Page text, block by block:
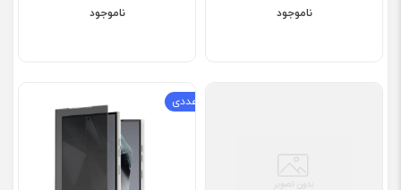
ناموجود ناموجود
پک دو عددی